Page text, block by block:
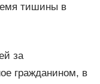
тишины в
за
гражданином, в